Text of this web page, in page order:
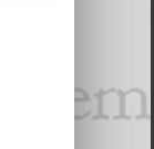
barre